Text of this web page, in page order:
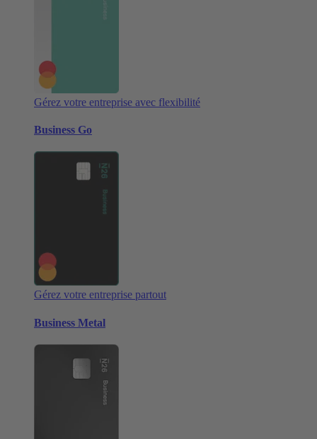
Gérez votre entreprise avec flexibilité
Business Go
Gérez votre entreprise partout
Business Metal